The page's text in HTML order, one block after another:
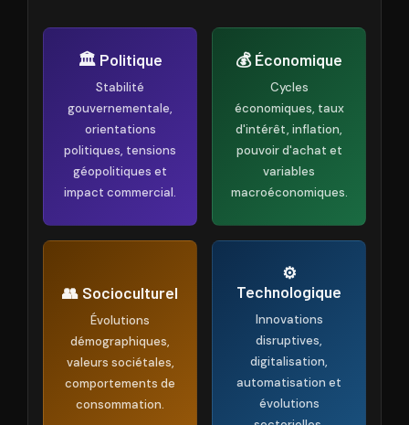
🏛️ Politique
Stabilité
gouvernementale,
orientations
politiques, tensions
géopolitiques et
impact commercial.
💰 Économique
Cycles
économiques, taux
d'intérêt, inflation,
pouvoir d'achat et
variables
macroéconomiques.
👥 Socioculturel
Évolutions
démographiques,
valeurs sociétales,
comportements de
consommation.
⚙️
Technologique
Innovations
disruptives,
digitalisation,
automatisation et
évolutions